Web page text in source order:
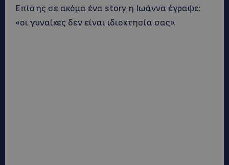
Επίσης σε ακόμα ένα story η Ιωάννα έγραψε:
«οι γυναίκες δεν είναι ιδιοκτησία σας».